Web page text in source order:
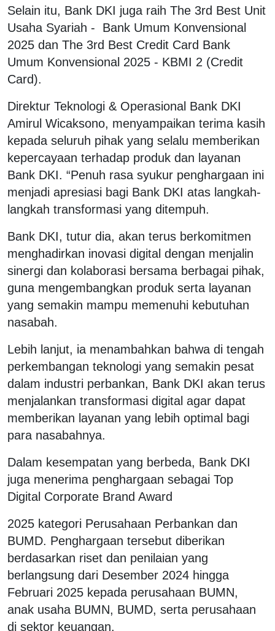
Selain itu, Bank DKI juga raih The 3rd Best Unit
Usaha Syariah - Bank Umum Konvensional
2025 dan The 3rd Best Credit Card Bank
Umum Konvensional 2025 - KBMI 2 (Credit
Card).
Direktur Teknologi & Operasional Bank DKI
Amirul Wicaksono, menyampaikan terima kasih
kepada seluruh pihak yang selalu memberikan
kepercayaan terhadap produk dan layanan
Bank DKI. “Penuh rasa syukur penghargaan ini
menjadi apresiasi bagi Bank DKI atas langkah-
langkah transformasi yang ditempuh.
Bank DKI, tutur dia, akan terus berkomitmen
menghadirkan inovasi digital dengan menjalin
sinergi dan kolaborasi bersama berbagai pihak,
guna mengembangkan produk serta layanan
yang semakin mampu memenuhi kebutuhan
nasabah.
Lebih lanjut, ia menambahkan bahwa di tengah
perkembangan teknologi yang semakin pesat
dalam industri perbankan, Bank DKI akan terus
menjalankan transformasi digital agar dapat
memberikan layanan yang lebih optimal bagi
para nasabahnya.
Dalam kesempatan yang berbeda, Bank DKI
juga menerima penghargaan sebagai Top
Digital Corporate Brand Award
2025 kategori Perusahaan Perbankan dan
BUMD. Penghargaan tersebut diberikan
berdasarkan riset dan penilaian yang
berlangsung dari Desember 2024 hingga
Februari 2025 kepada perusahaan BUMN,
anak usaha BUMN, BUMD, serta perusahaan
di sektor keuangan.